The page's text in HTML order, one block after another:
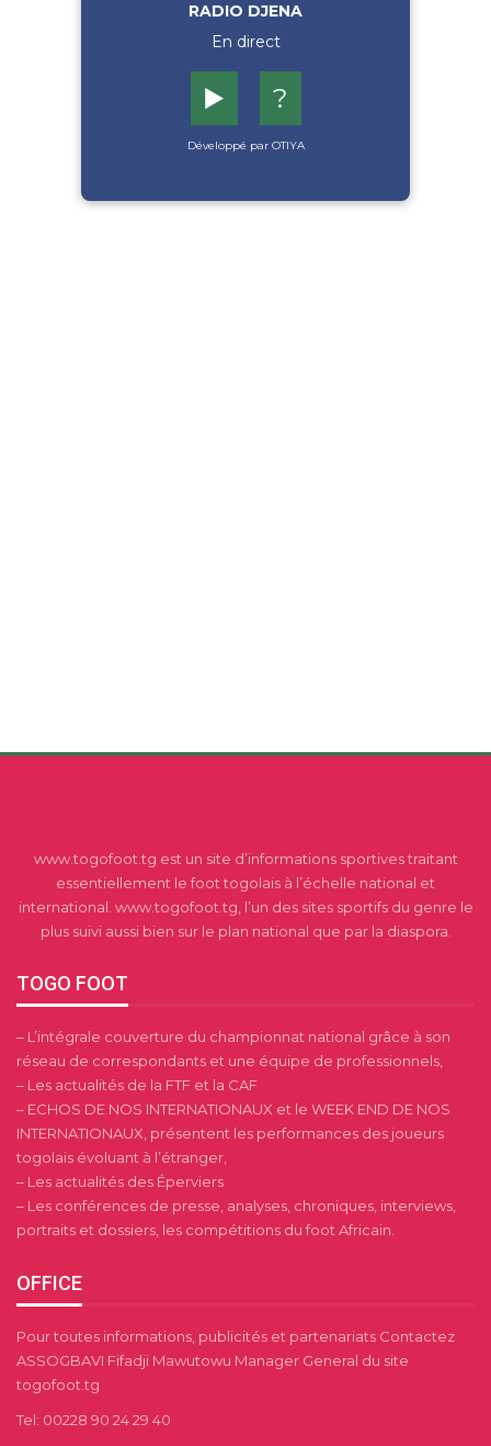
RADIO DJENA
En direct
▶️ ?
Développé par OTIYA
www.togofoot.tg est un site d’informations sportives traitant
essentiellement le foot togolais à l’échelle national et
international. www.togofoot.tg, l’un des sites sportifs du genre le
plus suivi aussi bien sur le plan national que par la diaspora.
TOGO FOOT
– L’intégrale couverture du championnat national grâce à son
réseau de correspondants et une équipe de professionnels,
– Les actualités de la FTF et la CAF
– ECHOS DE NOS INTERNATIONAUX et le WEEK END DE NOS
INTERNATIONAUX, présentent les performances des joueurs
togolais évoluant à l’étranger,
– Les actualités des Éperviers
– Les conférences de presse, analyses, chroniques, interviews,
portraits et dossiers, les compétitions du foot Africain.
OFFICE
Pour toutes informations, publicités et partenariats Contactez
ASSOGBAVI Fifadji Mawutowu Manager General du site
togofoot.tg
Tel: 00228 90 24 29 40